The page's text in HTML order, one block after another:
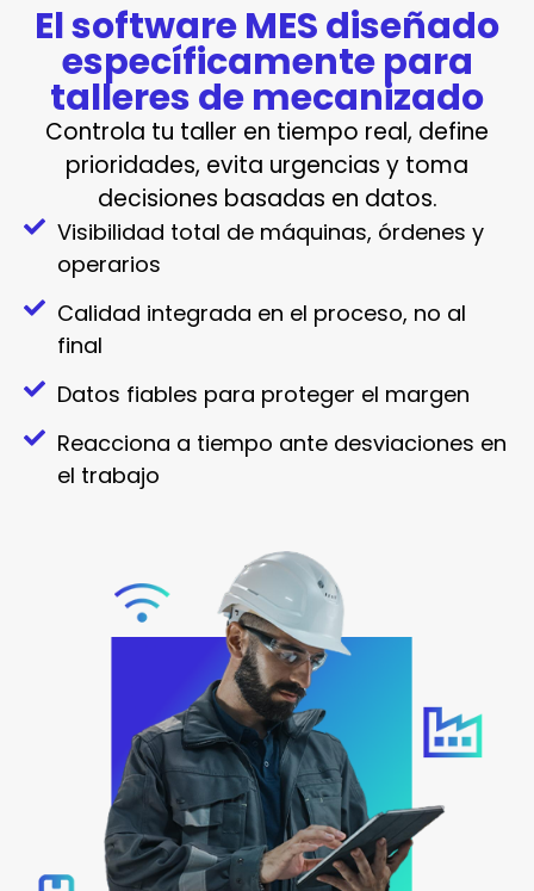
El software MES diseñado
específicamente para
talleres de mecanizado
Controla tu taller en tiempo real, define
prioridades, evita urgencias y toma
decisiones basadas en datos.
Visibilidad total de máquinas, órdenes y
operarios
Calidad integrada en el proceso, no al
final
Datos fiables para proteger el margen
Reacciona a tiempo ante desviaciones en
el trabajo